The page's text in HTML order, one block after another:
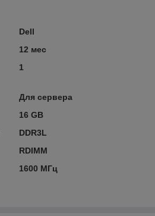
Dell
12 мес
1
Для сервера
16 GB
DDR3L
RDIMM
1600 МГц